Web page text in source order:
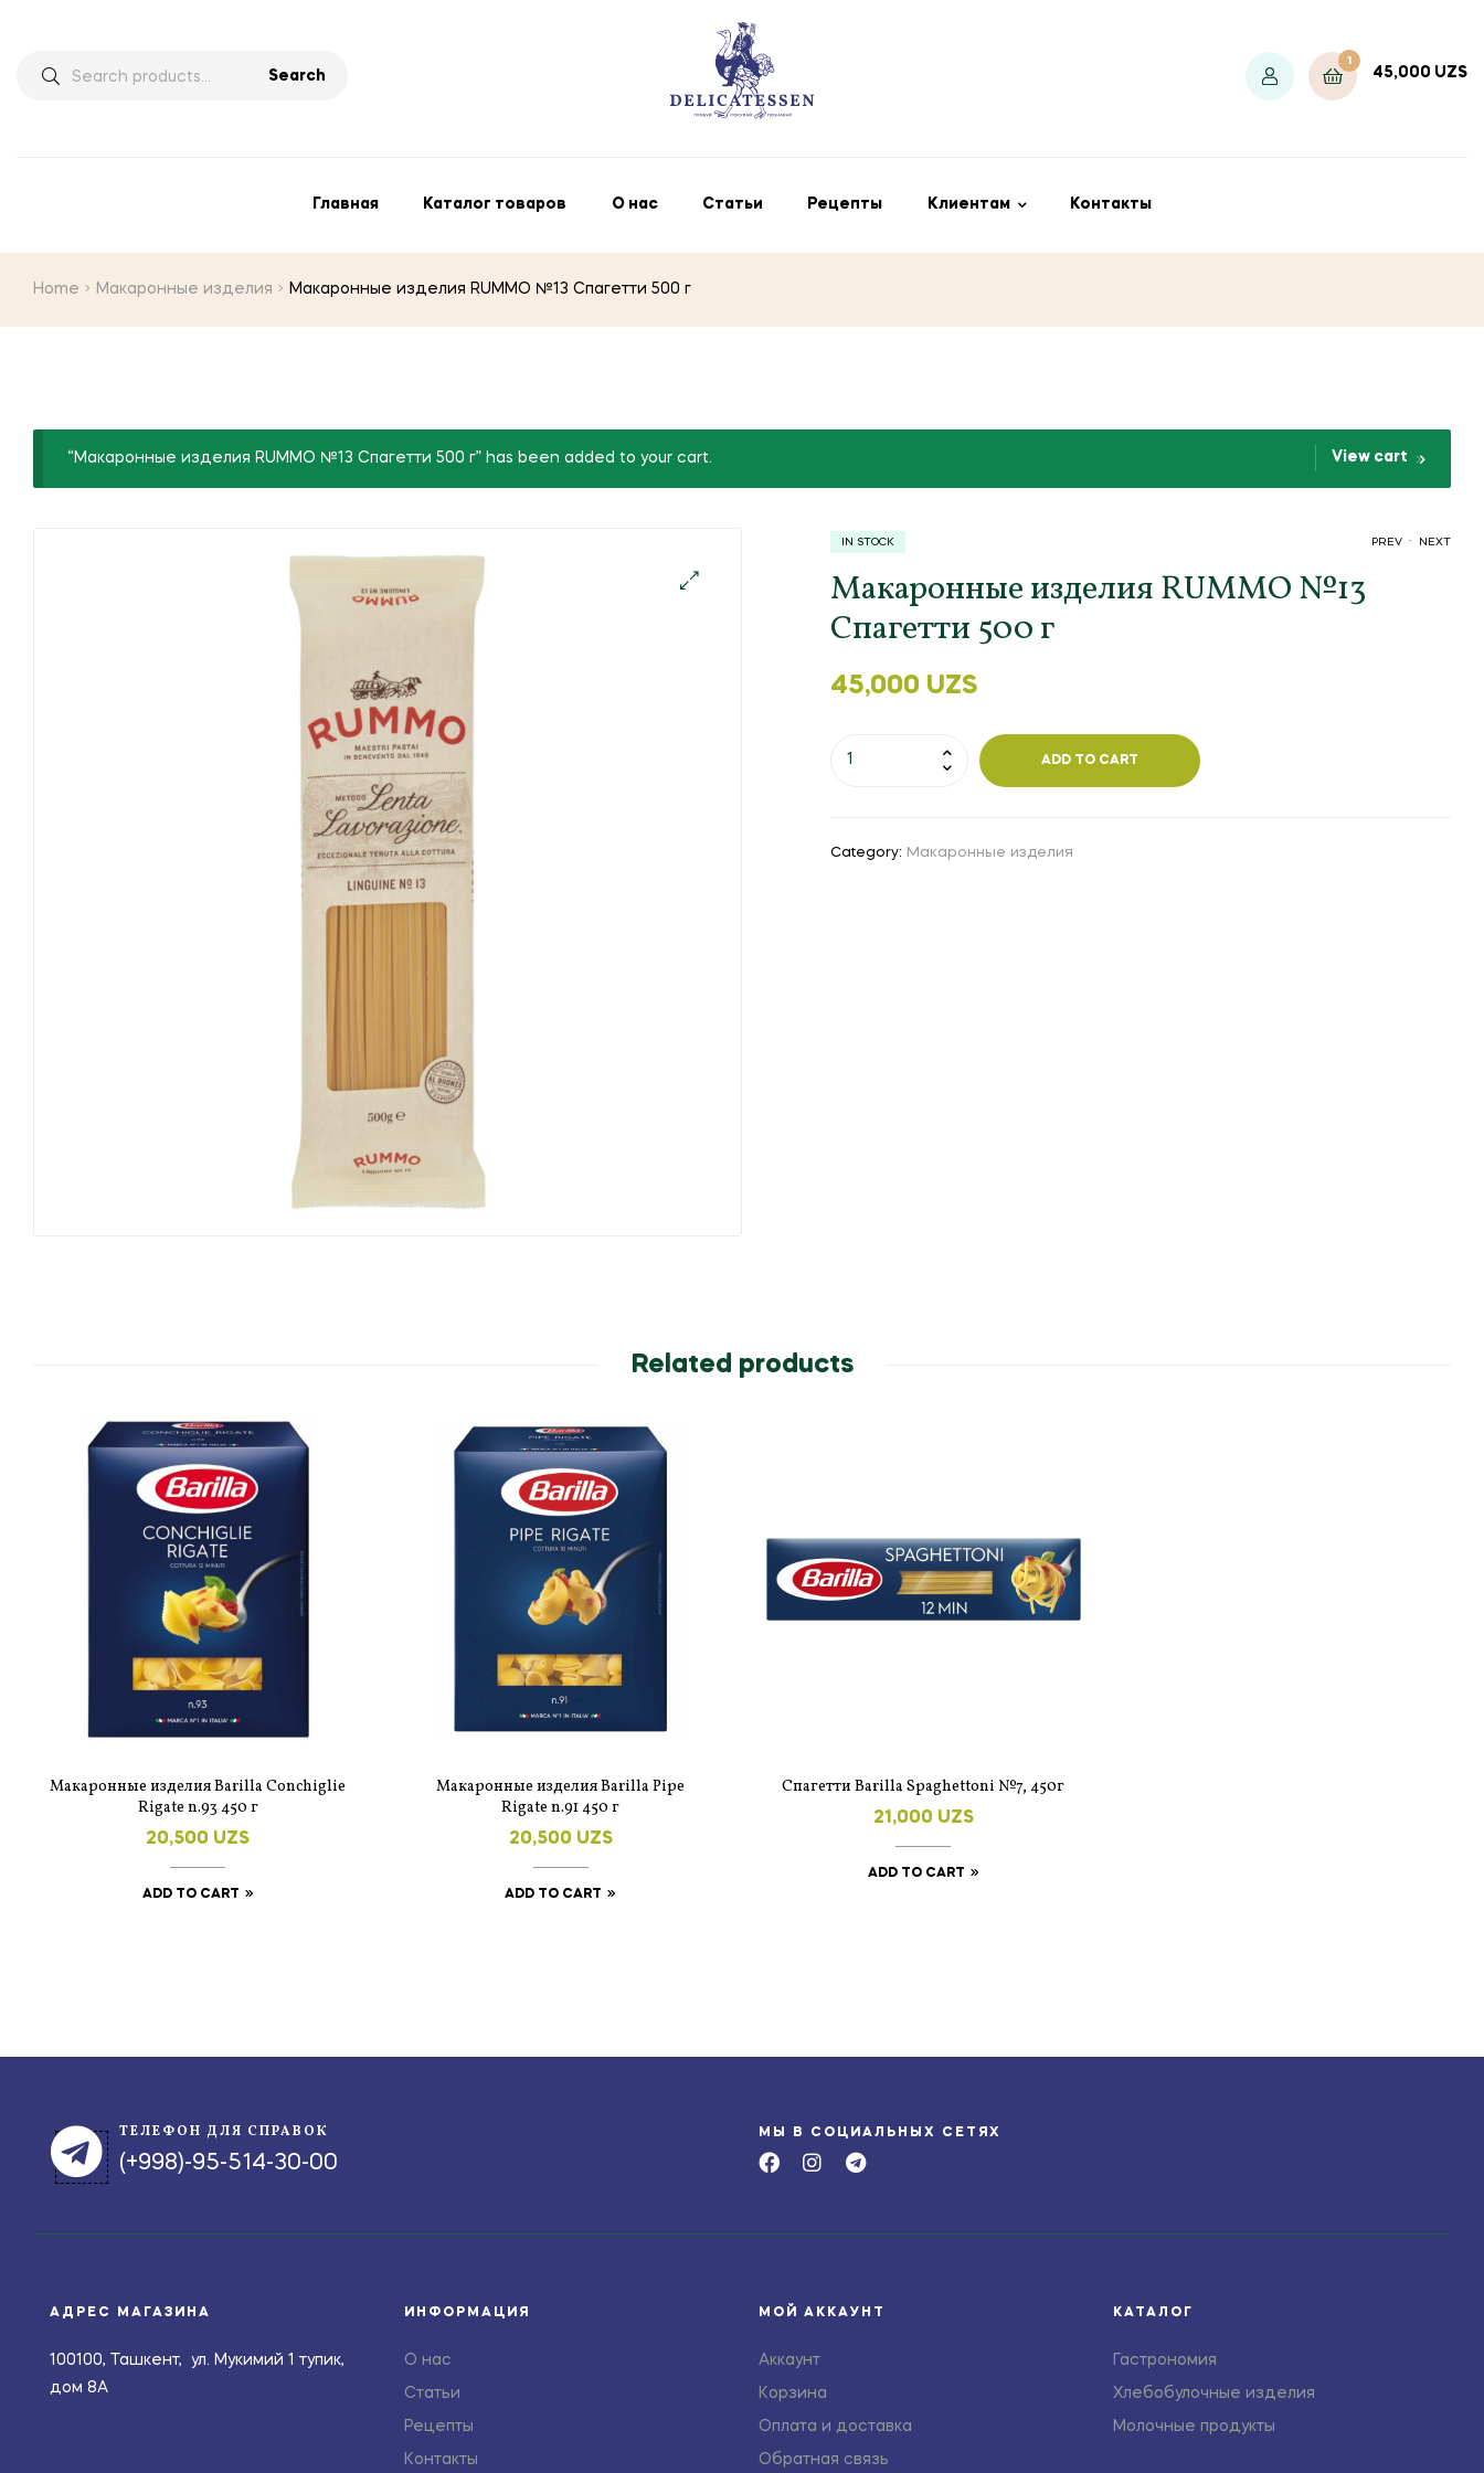
Search
1
45,000 UZS
Главная Каталог товаров О нас Статьи Рецепты Клиентам Контакты
Home Макаронные изделия Макаронные изделия RUMMO №13 Спагетти 500 г
View cart
“Макаронные изделия RUMMO №13 Спагетти 500 г” has been added to your cart.
PREV . NEXT
IN STOCK
Макаронные изделия RUMMO №13
Спагетти 500 г
45,000 UZS
ADD TO CART
Category: Макаронные изделия
Related products
Макаронные изделия Barilla Conchiglie
Rigate n.93 450 г
20,500 UZS
ADD TO CART
Макаронные изделия Barilla Pipe
Rigate n.91 450 г
20,500 UZS
ADD TO CART
Спагетти Barilla Spaghettoni №7, 450г
21,000 UZS
ADD TO CART
ТЕЛЕФОН ДЛЯ СПРАВОК
(+998)-95-514-30-00
МЫ В СОЦИАЛЬНЫХ СЕТЯХ
АДРЕС МАГАЗИНА
100100, Ташкент, ул. Мукимий 1 тупик,
дом 8А
ИНФОРМАЦИЯ
О нас
Статьи
Рецепты
Контакты
МОЙ АККАУНТ
Аккаунт
Корзина
Оплата и доставка
Обратная связь
КАТАЛОГ
Гастрономия
Хлебобулочные изделия
Молочные продукты